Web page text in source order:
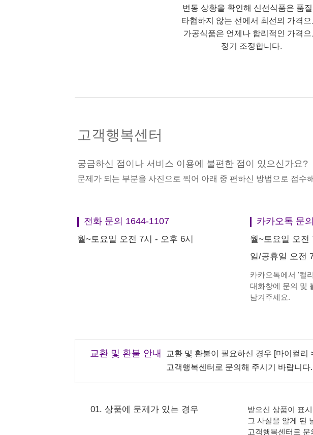
변동 상황을 확인해 신선식품은 품
타협하지 않는 선에서 최선의 가격으
가공식품은 언제나 합리적인 가격으
정기 조정합니다.
고객행복센터
궁금하신 점이나 서비스 이용에 불편한 점이 있으신가요?
문제가 되는 부분을 사진으로 찍어 아래 중 편하신 방법으로 접수
전화 문의 1644-1107
월~토요일 오전 7시 - 오후 6시
카카오톡 문의
월~토요일 오전
일/공휴일 오전
카카오톡에서 '컬리
대화창에 문의 및
남겨주세요.
교환 및 환불 안내
교환 및 환불이 필요하신 경우 [마이컬
고객행복센터로 문의해 주시기 바랍니다.
01. 상품에 문제가 있는 경우
받으신 상품이 표
그 사실을 알게 된
고객행복센터로